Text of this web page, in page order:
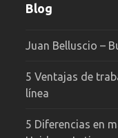
Blog
Juan Belluscio –
5 Ventajas de
línea
5 Diferencias en